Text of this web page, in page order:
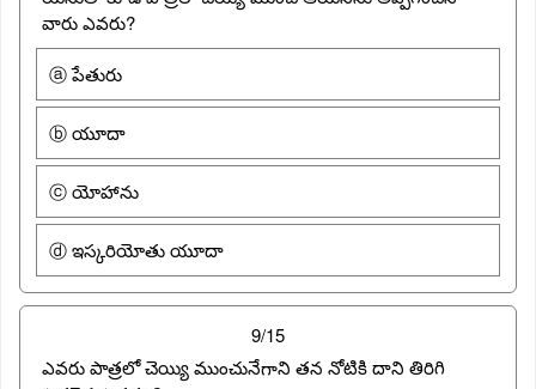
వారు ఎవరు?
ⓐ పేతురు
ⓑ యూదా
ⓒ యోహాను
ⓓ ఇస్కరియోతు యూదా
9/15
ఎవరు పాత్రలో చెయ్యి ముంచునేగాని తన నోటికి దాని తిరిగి